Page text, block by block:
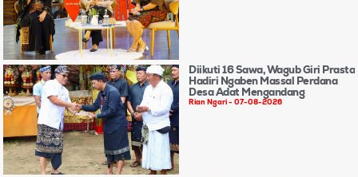
Diikuti 16 Sawa, Wagub Giri Prasta
Hadiri Ngaben Massal Perdana
Desa Adat Mengandang
Rian Ngari 07-08-2026